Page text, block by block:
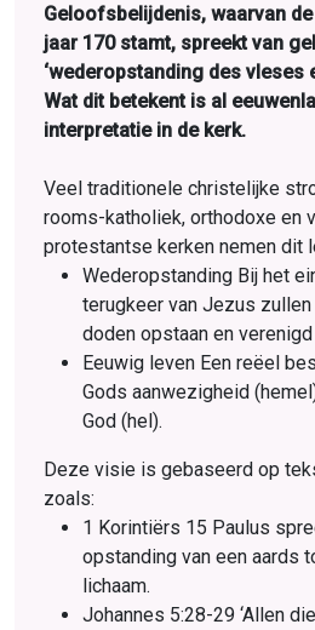
Geloofsbelijdenis, waarvan
jaar 170 stamt, spreekt van
‘wederopstanding des vleses
Wat dit betekent is al
interpretatie in de kerk.
Veel traditionele christelijke
rooms-katholiek, orthodoxe en
protestantse kerken nemen dit
Wederopstanding Bij het
terugkeer van Jezus
doden opstaan en
Eeuwig leven Een reëel
Gods aanwezigheid
God (hel).
Deze visie is gebaseerd op
zoals:
1 Korintiërs 15 Paulus
opstanding van een aards
lichaam.
Johannes 5:28-29 ‘Allen